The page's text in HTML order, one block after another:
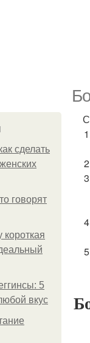
сделать
говорят
короткая
5
вкус